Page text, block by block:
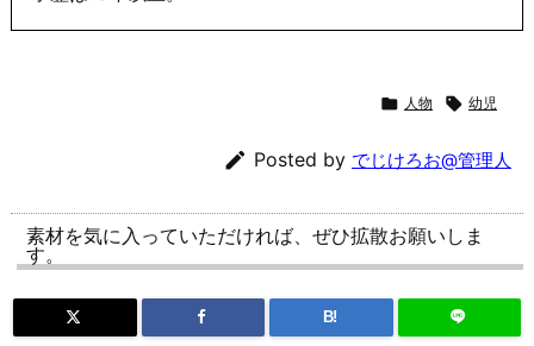
 人物  幼児
 Posted by でじけろお@管理人
素材を気に入っていただければ、ぜひ拡散お願いしま
す。
B!